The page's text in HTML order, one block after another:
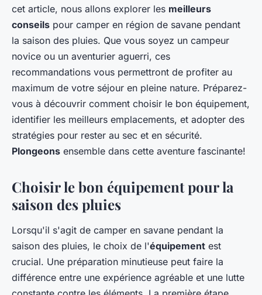
cet article, nous allons explorer les meilleurs
conseils pour camper en région de savane pendant
la saison des pluies. Que vous soyez un campeur
novice ou un aventurier aguerri, ces
recommandations vous permettront de profiter au
maximum de votre séjour en pleine nature. Préparez-
vous à découvrir comment choisir le bon équipement,
identifier les meilleurs emplacements, et adopter des
stratégies pour rester au sec et en sécurité.
Plongeons ensemble dans cette aventure fascinante!
Choisir le bon équipement pour la
saison des pluies
Lorsqu'il s'agit de camper en savane pendant la
saison des pluies, le choix de l'équipement est
crucial. Une préparation minutieuse peut faire la
différence entre une expérience agréable et une lutte